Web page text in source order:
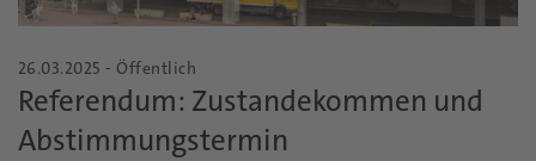
26.03.2025 - Öffentlich
Referendum: Zustandekommen und
Abstimmungstermin